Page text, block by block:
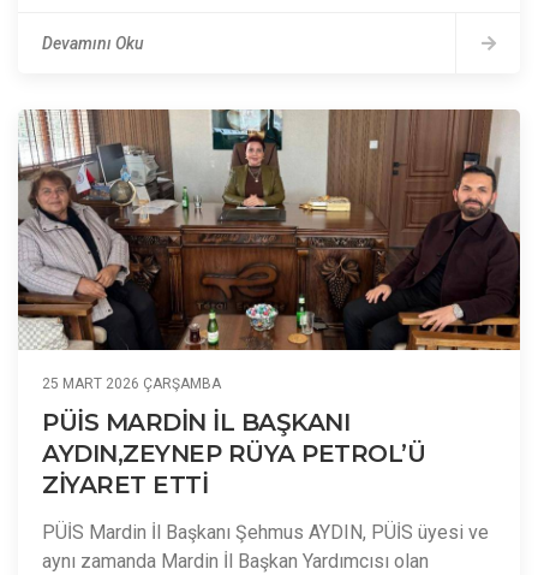
Devamını Oku
25 MART 2026 ÇARŞAMBA
PÜİS MARDİN İL BAŞKANI
AYDIN,ZEYNEP RÜYA PETROL’Ü
ZİYARET ETTİ
PÜİS Mardin İl Başkanı Şehmus AYDIN, PÜİS üyesi ve
aynı zamanda Mardin İl Başkan Yardımcısı olan